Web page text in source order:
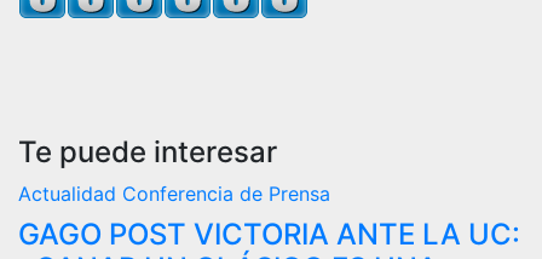
Te puede interesar
Actualidad Conferencia de Prensa
GAGO POST VICTORIA ANTE LA UC: